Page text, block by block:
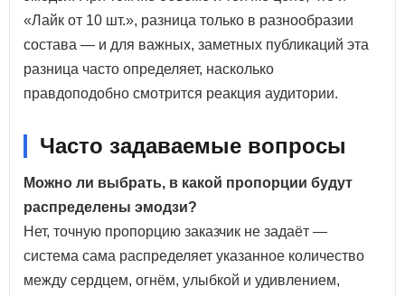
«Лайк от 10 шт.», разница только в разнообразии
состава — и для важных, заметных публикаций эта
разница часто определяет, насколько
правдоподобно смотрится реакция аудитории.
Часто задаваемые вопросы
Можно ли выбрать, в какой пропорции будут
распределены эмодзи?
Нет, точную пропорцию заказчик не задаёт —
система сама распределяет указанное количество
между сердцем, огнём, улыбкой и удивлением,